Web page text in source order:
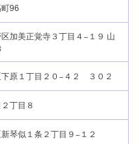
96
加美正覚寺３丁目４−１９ 山
原１丁目２０−４２ ３０２
丁目８
琴似１条２丁目９−１２